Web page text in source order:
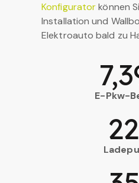
Konfiguratorkönnen
Installation und
Elektroauto bald zu
E-Pkw-